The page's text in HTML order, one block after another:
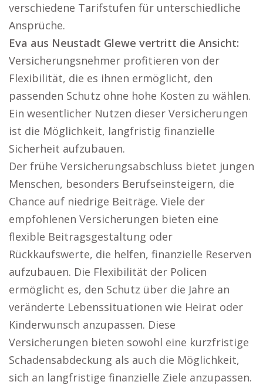
verschiedene Tarifstufen für unterschiedliche
Ansprüche.
Eva aus Neustadt Glewe vertritt die Ansicht:
Versicherungsnehmer profitieren von der
Flexibilität, die es ihnen ermöglicht, den
passenden Schutz ohne hohe Kosten zu wählen.
Ein wesentlicher Nutzen dieser Versicherungen
ist die Möglichkeit, langfristig finanzielle
Sicherheit aufzubauen.
Der frühe Versicherungsabschluss bietet jungen
Menschen, besonders Berufseinsteigern, die
Chance auf niedrige Beiträge. Viele der
empfohlenen Versicherungen bieten eine
flexible Beitragsgestaltung oder
Rückkaufswerte, die helfen, finanzielle Reserven
aufzubauen. Die Flexibilität der Policen
ermöglicht es, den Schutz über die Jahre an
veränderte Lebenssituationen wie Heirat oder
Kinderwunsch anzupassen. Diese
Versicherungen bieten sowohl eine kurzfristige
Schadensabdeckung als auch die Möglichkeit,
sich an langfristige finanzielle Ziele anzupassen.